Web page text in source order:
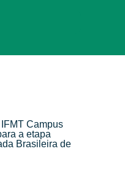
Campus
a etapa
Brasileira de